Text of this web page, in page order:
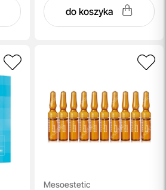
do koszyka
Mesoestetic